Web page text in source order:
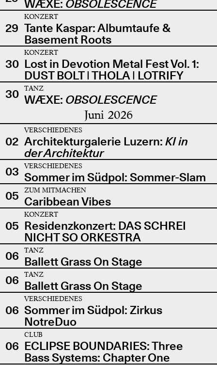
WÆXE: OBSOLESCENCE
29
KONZERT
Tante Kaspar: Albumtaufe &
Basement Roots
30
KONZERT
Lost in Devotion Metal Fest Vol. 1:
DUST BOLT | THOLA | LOTRIFY
30
TANZ
WÆXE: OBSOLESCENCE
Juni 2026
02
VERSCHIEDENES
Architekturgalerie Luzern: KI in
der Architektur
03
VERSCHIEDENES
Sommer im Südpol: Sommer-Slam
05
ZUM MITMACHEN
Caribbean Vibes
05
KONZERT
Residenzkonzert: DAS SCHREI
NICHT SO ORKESTRA
06
TANZ
Ballett Grass On Stage
06
TANZ
Ballett Grass On Stage
06
VERSCHIEDENES
Sommer im Südpol: Zirkus
NotreDuo
06
CLUB
ECLIPSE BOUNDARIES: Three
Bass Systems: Chapter One